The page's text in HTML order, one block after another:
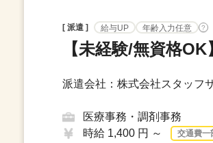
[ 派遣 ] 給与UP 年齢入力任意 ?
【未経験/無資格
派遣会社：株式会社スタッフ
医療事務・調剤事務
時給 1,400 円 ～
交通費一